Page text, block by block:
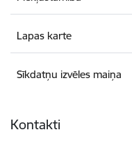
Lapas karte
Sīkdatņu izvēles maiņa
Kontakti